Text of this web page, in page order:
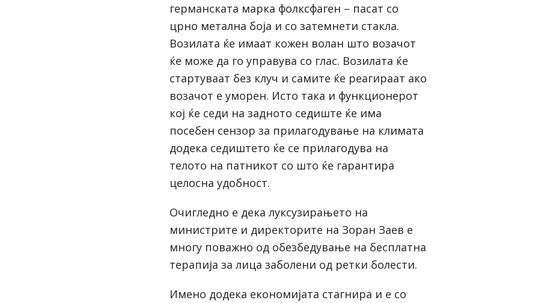
германската марка фолксфаген – пасат со
црно метална боја и со затемнети стакла.
Возилата ќе имаат кожен волан што возачот
ќе може да го управува со глас. Возилата ќе
стартуваат без клуч и самите ќе реагираат ако
возачот е уморен. Исто така и функционерот
кој ќе седи на задното седиште ќе има
посебен сензор за прилагодување на климата
додека седиштето ќе се прилагодува на
телото на патникот со што ќе гарантира
целосна удобност.
Очигледно е дека луксузирањето на
министрите и директорите на Зоран Заев е
многу поважно од обезбедување на бесплатна
терапија за лица заболени од ретки болести.
Имено додека економијата стагнира и е со